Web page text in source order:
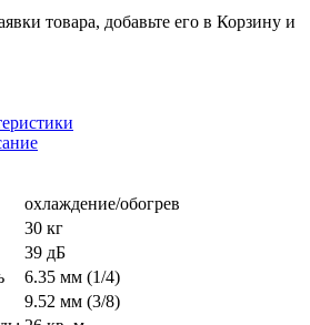
товара, добавьте его в Корзину и
охлаждение/обогрев
30 кг
39 дБ
6.35 мм (1/4)
9.52 мм (3/8)